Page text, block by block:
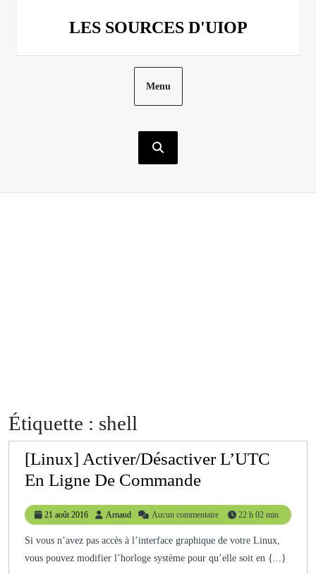
LES SOURCES D'UIOP
Menu
Étiquette : shell
[Linux] Activer/Désactiver L’UTC
En Ligne De Commande[Linux]
Activer/
L’UTC
En
Ligne
21 août 2016
21
août
2016
Arnaud ArnaudAucun commentaire 22 h 02 min
Si vous n’avez pas accès à l’interface graphique de votre Linux,
vous pouvez modifier l’horloge système pour qu’elle soit en {...}